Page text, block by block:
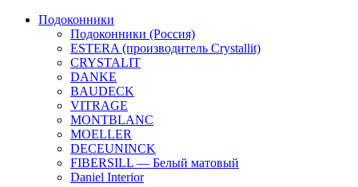
Подоконники
Подоконники (Россия)
ESTERA (производитель Crystallit)
CRYSTALIT
DANKE
BAUDECK
VITRAGE
MONTBLANC
MOELLER
DECEUNINCK
FIBERSILL — Белый матовый
Daniel Interior